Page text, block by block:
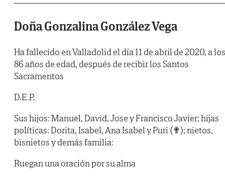
Doña Gonzalina González Vega
Ha fallecido en Valladolid el día 11 de abril de 2020, a los
86 años de edad, después de recibir los Santos
Sacramentos
D.E.P.
Sus hijos: Manuel, David, Jose y Francisco Javier; hijas
políticas: Dorita, Isabel, Ana Isabel y Puri (✟); nietos,
bisnietos y demás familia:
Ruegan una oración por su alma